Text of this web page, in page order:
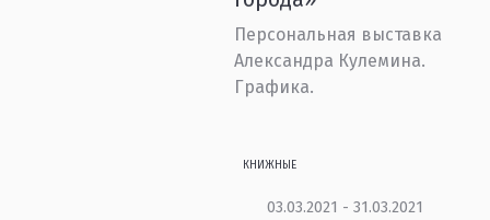
Персональная выставка
Александра Кулемина.
Графика.
КНИЖНЫЕ
03.03.2021 - 31.03.2021